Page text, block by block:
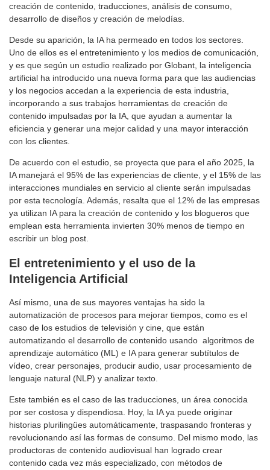
creación de contenido, traducciones, análisis de consumo,
desarrollo de diseños y creación de melodías.
Desde su aparición, la IA ha permeado en todos los sectores.
Uno de ellos es el entretenimiento y los medios de comunicación,
y es que según un estudio realizado por Globant, la inteligencia
artificial ha introducido una nueva forma para que las audiencias
y los negocios accedan a la experiencia de esta industria,
incorporando a sus trabajos herramientas de creación de
contenido impulsadas por la IA, que ayudan a aumentar la
eficiencia y generar una mejor calidad y una mayor interacción
con los clientes.
De acuerdo con el estudio, se proyecta que para el año 2025, la
IA manejará el 95% de las experiencias de cliente, y el 15% de las
interacciones mundiales en servicio al cliente serán impulsadas
por esta tecnología. Además, resalta que el 12% de las empresas
ya utilizan IA para la creación de contenido y los blogueros que
emplean esta herramienta invierten 30% menos de tiempo en
escribir un blog post.
El entretenimiento y el uso de la
Inteligencia Artificial
Así mismo, una de sus mayores ventajas ha sido la
automatización de procesos para mejorar tiempos, como es el
caso de los estudios de televisión y cine, que están
automatizando el desarrollo de contenido usando algoritmos de
aprendizaje automático (ML) e IA para generar subtítulos de
vídeo, crear personajes, producir audio, usar procesamiento de
lenguaje natural (NLP) y analizar texto.
Este también es el caso de las traducciones, un área conocida
por ser costosa y dispendiosa. Hoy, la IA ya puede originar
historias plurilingües automáticamente, traspasando fronteras y
revolucionando así las formas de consumo. Del mismo modo, las
productoras de contenido audiovisual han logrado crear
contenido cada vez más especializado, con métodos de